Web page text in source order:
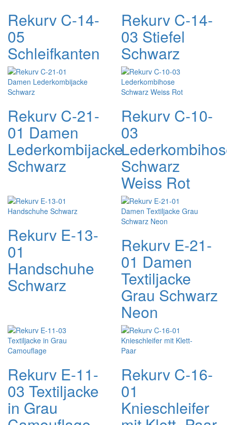
Rekurv C-14-
05
Schleifkanten
Rekurv C-14-
03 Stiefel
Schwarz
Rekurv C-21-
01 Damen
Lederkombijacke
Schwarz
Rekurv C-10-
03
Schwarz
Weiss Rot
Rekurv E-13-
01
Handschuhe
Schwarz
Rekurv E-21-
01 Damen
Textiljacke
Grau Schwarz
Neon
Rekurv E-11-
03 Textiljacke
in Grau
Rekurv C-16-
01
Knieschleifer